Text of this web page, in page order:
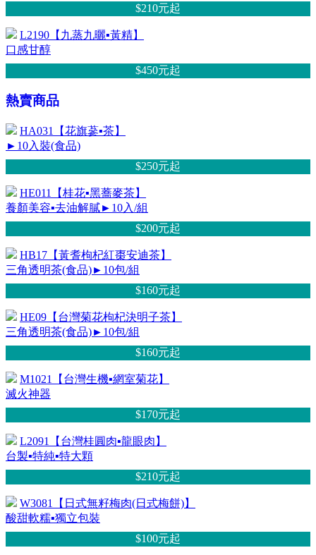
$210元起
L2190【九蒸九曬▪黃精】
口感甘醇
$450元起
熱賣商品
HA031【花旗蔘▪茶】
►10入裝(食品)
$250元起
HE011【桂花▪黑蕎麥茶】
養顏美容▪去油解膩►10入/組
$200元起
HB17【黃耆枸杞紅棗安迪茶】
三角透明茶(食品)►10包/組
$160元起
HE09【台灣菊花枸杞決明子茶】
三角透明茶(食品)►10包/組
$160元起
M1021【台灣生機▪網室菊花】
滅火神器
$170元起
L2091【台灣桂圓肉▪龍眼肉】
台製▪特純▪特大顆
$210元起
W3081【日式無籽梅肉(日式梅餅)】
酸甜軟糯▪獨立包裝
$100元起